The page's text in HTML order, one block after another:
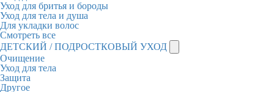
Уход для бритья и бороды
Уход для тела и душа
Для укладки волос
Смотреть все
ДЕТСКИЙ / ПОДРОСТКОВЫЙ УХОД
Очищение
Уход для тела
Защита
Другое